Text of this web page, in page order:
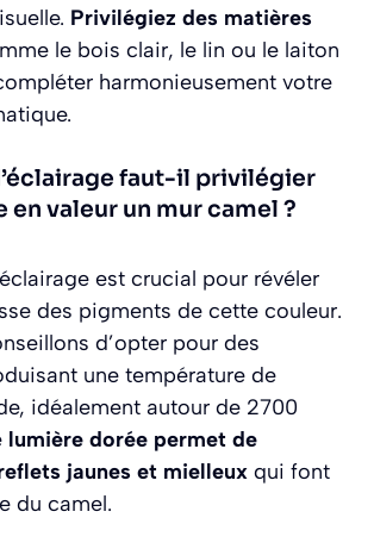
Privilégiez des matières
le bois clair, le lin ou le laiton
harmonieusement votre
faut-il privilégier
valeur un mur camel ?
est crucial pour révéler
des pigments de cette couleur.
d’opter pour des
une température de
idéalement autour de 2700
lumière dorée permet de
jaunes et mielleux qui font
du camel.